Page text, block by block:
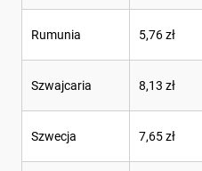
Rumunia 5,76 zł
Szwajcaria 8,13 zł
Szwecja 7,65 zł